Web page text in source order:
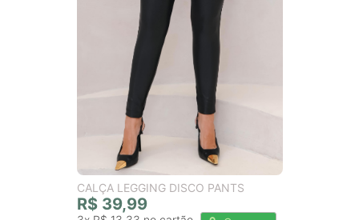
CALÇA LEGGING DISCO PANTS
R$ 39,99